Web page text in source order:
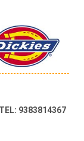
9383814367